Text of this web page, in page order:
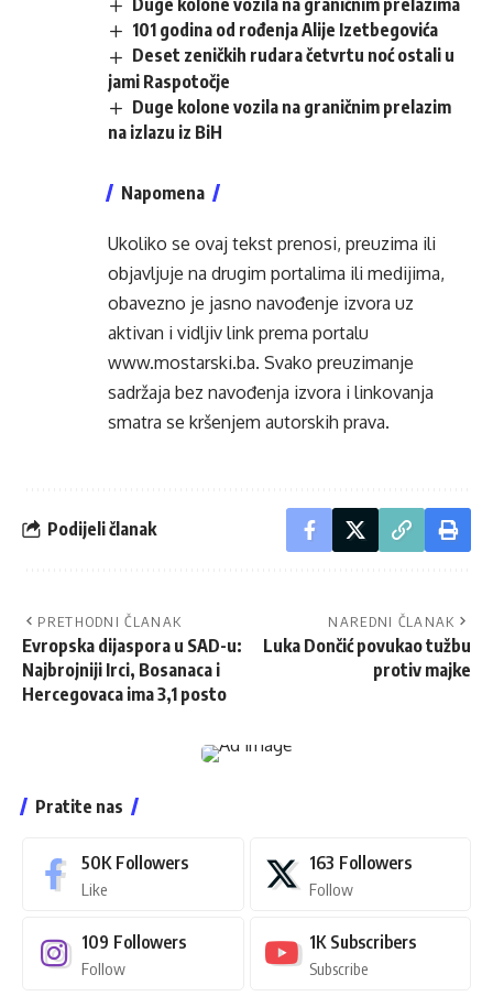
Duge kolone vozila na graničnim prelazima
101 godina od rođenja Alije Izetbegovića
Deset zeničkih rudara četvrtu noć ostali u
jami Raspotočje
Duge kolone vozila na graničnim prelazim
na izlazu iz BiH
Napomena
Ukoliko se ovaj tekst prenosi, preuzima ili
objavljuje na drugim portalima ili medijima,
obavezno je jasno navođenje izvora uz
aktivan i vidljiv link prema portalu
www.mostarski.ba. Svako preuzimanje
sadržaja bez navođenja izvora i linkovanja
smatra se kršenjem autorskih prava.
Podijeli članak
PRETHODNI ČLANAK
Evropska dijaspora u SAD-u:
Najbrojniji Irci, Bosanaca i
Hercegovaca ima 3,1 posto
NAREDNI ČLANAK
Luka Dončić povukao tužbu
protiv majke
Pratite nas
50K Followers
Like
163 Followers
Follow
109 Followers
Follow
1K Subscribers
Subscribe